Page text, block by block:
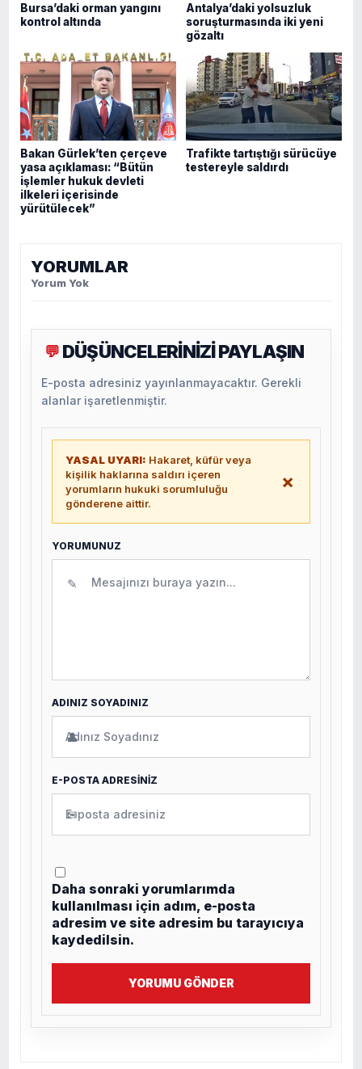
Bursa’daki orman yangını
kontrol altında
Antalya’daki yolsuzluk
soruşturmasında iki yeni
gözaltı
Bakan Gürlek’ten çerçeve
yasa açıklaması: “Bütün
işlemler hukuk devleti
ilkeleri içerisinde
yürütülecek”
Trafikte tartıştığı sürücüye
testereyle saldırdı
YORUMLAR
Yorum Yok
💬 DÜŞÜNCELERİNİZİ PAYLAŞIN
E-posta adresiniz yayınlanmayacaktır. Gerekli
alanlar işaretlenmiştir.
YASAL UYARI: Hakaret, küfür veya
kişilik haklarına saldırı içeren
yorumların hukuki sorumluluğu
gönderene aittir.
×
YORUMUNUZ
✎
ADINIZ SOYADINIZ
👤
E-POSTA ADRESİNİZ
✉
Daha sonraki yorumlarımda
kullanılması için adım, e-posta
adresim ve site adresim bu tarayıcıya
kaydedilsin.
YORUMU GÖNDER